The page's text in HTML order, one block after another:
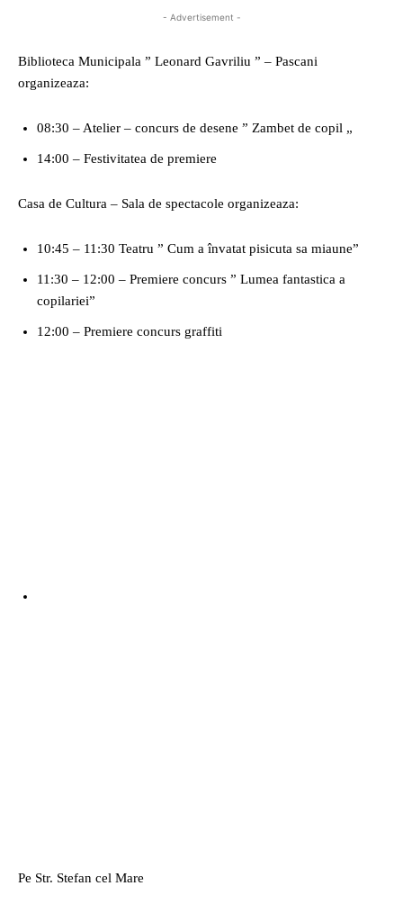
- Advertisement -
Biblioteca Municipala ” Leonard Gavriliu ” – Pascani
organizeaza:
08:30 – Atelier – concurs de desene ” Zambet de copil „
14:00 – Festivitatea de premiere
Casa de Cultura – Sala de spectacole organizeaza:
10:45 – 11:30 Teatru ” Cum a învatat pisicuta sa miaune”
11:30 – 12:00 – Premiere concurs ” Lumea fantastica a
copilariei”
12:00 – Premiere concurs graffiti
Pe Str. Stefan cel Mare